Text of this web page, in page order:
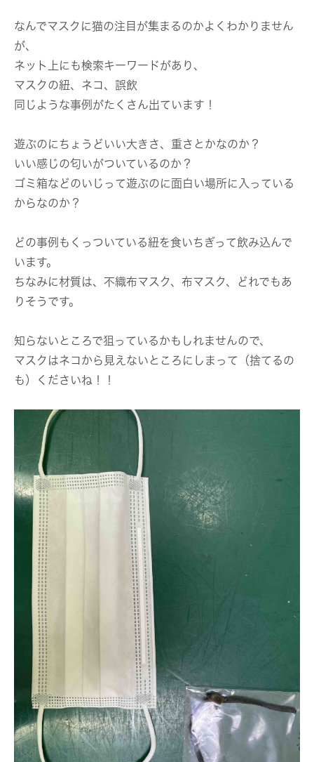
なんでマスクに猫の注目が集まるのかよくわかりません
が、
ネット上にも検索キーワードがあり、
マスクの紐、ネコ、誤飲
同じような事例がたくさん出ています！
遊ぶのにちょうどいい大きさ、重さとかなのか？
いい感じの匂いがついているのか？
ゴミ箱などのいじって遊ぶのに面白い場所に入っている
からなのか？
どの事例もくっついている紐を食いちぎって飲み込んで
います。
ちなみに材質は、不織布マスク、布マスク、どれでもあ
りそうです。
知らないところで狙っているかもしれませんので、
マスクはネコから見えないところにしまって（捨てるの
も）くださいね！！